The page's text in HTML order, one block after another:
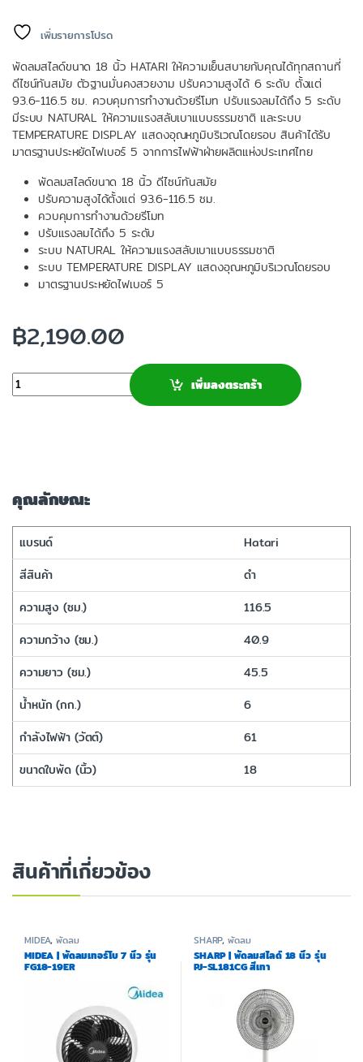
เพิ่มรายการโปรด
พัดลมสไลด์ขนาด 18 นิ้ว HATARI ให้ความเย็นสบายกับคุณได้ทุกสถานที่
ดีไซน์ทันสมัย ตัวฐานมั่นคงสวยงาม ปรับความสูงได้ 6 ระดับ ตั้งแต่
93.6-116.5 ซม. ควบคุมการทำงานด้วยรีโมท ปรับแรงลมได้ถึง 5 ระดับ
มีระบบ NATURAL ให้ความแรงสลับเบาแบบธรรมชาติ และระบบ
TEMPERATURE DISPLAY แสดงอุณหภูมิบริเวณโดยรอบ สินค้าได้รับ
มาตรฐานประหยัดไฟเบอร์ 5 จากการไฟฟ้าฝ่ายผลิตแห่งประเทศไทย
พัดลมสไลด์ขนาด 18 นิ้ว ดีไซน์ทันสมัย
ปรับความสูงได้ตั้งแต่ 93.6-116.5 ซม.
ควบคุมการทำงานด้วยรีโมท
ปรับแรงลมได้ถึง 5 ระดับ
ระบบ NATURAL ให้ความแรงสลับเบาแบบธรรมชาติ
ระบบ TEMPERATURE DISPLAY แสดงอุณหภูมิบริเวณโดยรอบ
มาตรฐานประหยัดไฟเบอร์ 5
฿2,190.00
จำนวน เพิ่มลงตระกร้า
สินค้าที่เกี่ยวข้อง
MIDEA,พัดลม
MIDEA | พัดลมเทอร์โบ 7 นิ้ว รุ่น
FG18-19ER
SHARP,พัดลม
SHARP | พัดลมสไลด์ 18 นิ้ว รุ่น
PJ-SL181CG สีเทา
คุณลักษณะ
แบรนด์
Hatari
สีสินค้า
ดำ
ความสูง (ซม.)
116.5
ความกว้าง (ซม.)
40.9
ความยาว (ซม.)
45.5
น้ำหนัก (กก.)
6
กำลังไฟฟ้า (วัตต์)
61
ขนาดใบพัด (นิ้ว)
18